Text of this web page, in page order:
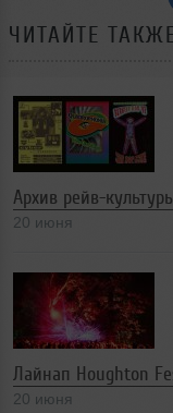
ЧИТАЙТЕ
Архив рейв-
20 июня
Лайнап Houghton
20 июня